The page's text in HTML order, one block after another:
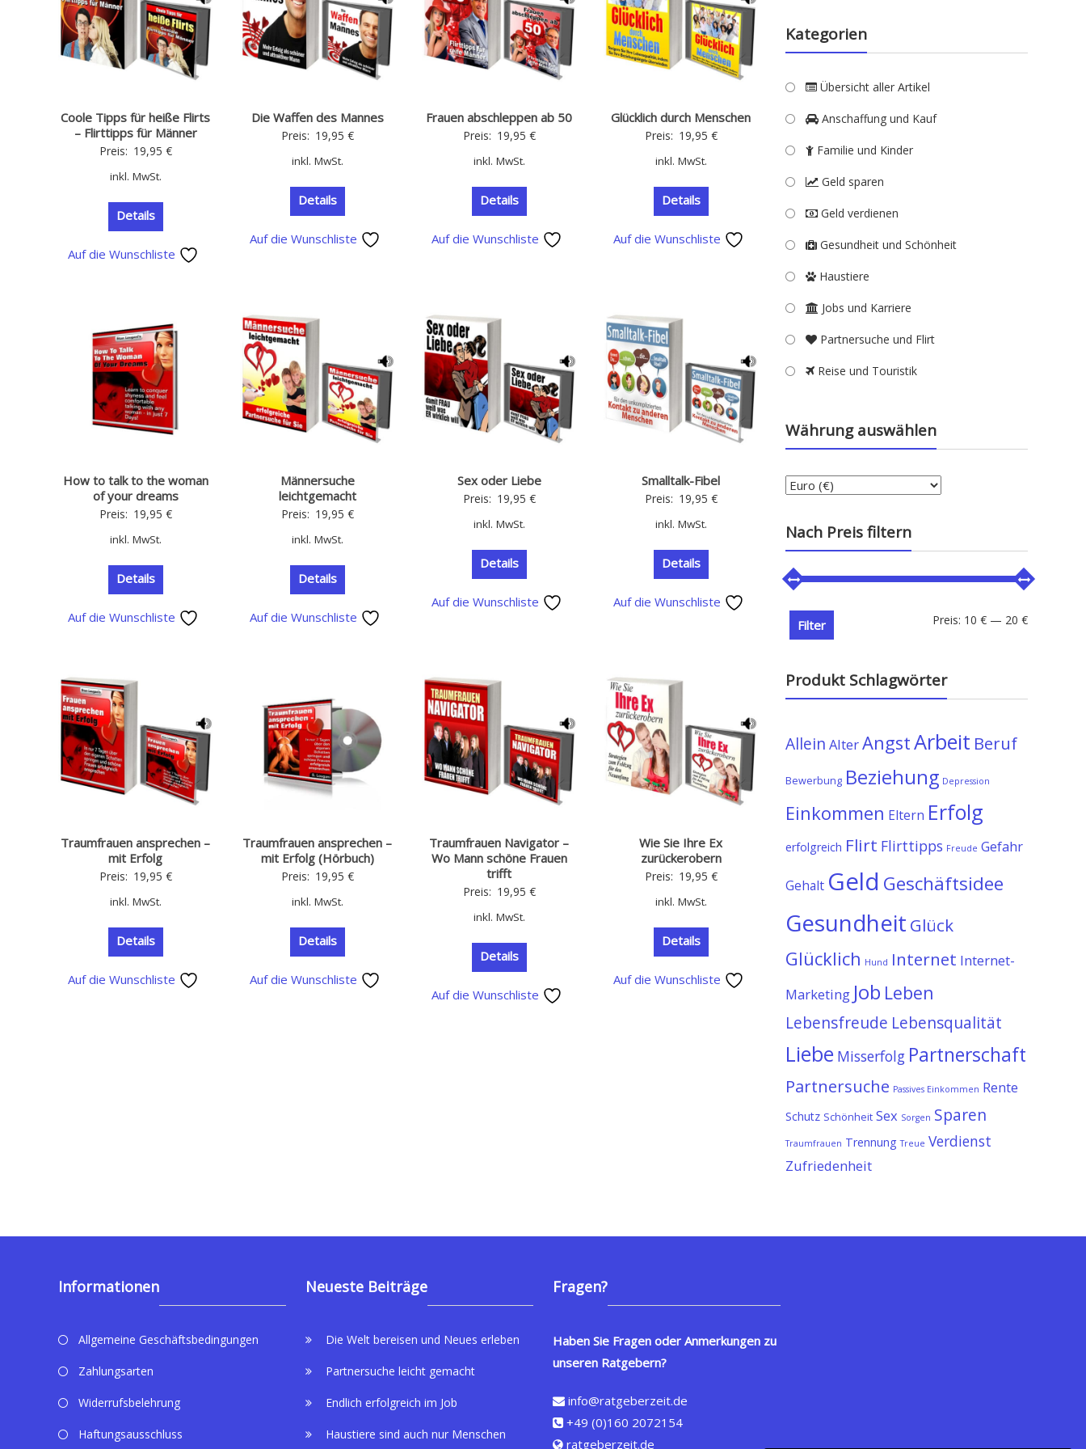
Coole Tipps für heiße Flirts
– Flirttipps für Männer
Preis: 19,95 €
inkl. MwSt.
Details
Auf die Wunschliste
Die Waffen des Mannes
Preis: 19,95 €
inkl. MwSt.
Details
Auf die Wunschliste
Frauen abschleppen ab 50
Preis: 19,95 €
inkl. MwSt.
Details
Auf die Wunschliste
Glücklich durch Menschen
Preis: 19,95 €
inkl. MwSt.
Details
Auf die Wunschliste
How to talk to the woman
of your dreams
Preis: 19,95 €
inkl. MwSt.
Details
Auf die Wunschliste
Männersuche
leichtgemacht
Preis: 19,95 €
inkl. MwSt.
Details
Auf die Wunschliste
Sex oder Liebe
Preis: 19,95 €
inkl. MwSt.
Details
Auf die Wunschliste
Smalltalk-Fibel
Preis: 19,95 €
inkl. MwSt.
Details
Auf die Wunschliste
Traumfrauen ansprechen –
mit Erfolg
Preis: 19,95 €
inkl. MwSt.
Details
Auf die Wunschliste
Traumfrauen ansprechen –
mit Erfolg (Hörbuch)
Preis: 19,95 €
inkl. MwSt.
Details
Auf die Wunschliste
Traumfrauen Navigator –
Wo Mann schöne Frauen
trifft
Preis: 19,95 €
inkl. MwSt.
Details
Auf die Wunschliste
Wie Sie Ihre Ex
zurückerobern
Preis: 19,95 €
inkl. MwSt.
Details
Auf die Wunschliste
Kategorien
Übersicht aller Artikel
Anschaffung und Kauf
Familie und Kinder
Geld sparen
Geld verdienen
Gesundheit und Schönheit
Haustiere
Jobs und Karriere
Partnersuche und Flirt
Reise und Touristik
Währung auswählen
Nach Preis filtern
Min.
Max.
Filter Preis: 10 € — 20 €
Produkt Schlagwörter
Allein AlterAngstArbeit Beruf
Bewerbung Beziehung Depression
Einkommen Eltern Erfolg
erfolgreich Flirt Flirttipps Freude Gefahr
Gehalt Geld Geschäftsidee
Gesundheit Glück
Glücklich Hund Internet Internet-
Marketing Job Leben
Lebensfreude Lebensqualität
Liebe Misserfolg Partnerschaft
Partnersuche Passives Einkommen Rente
Schutz Schönheit Sex Sorgen Sparen
Traumfrauen Trennung Treue Verdienst
Zufriedenheit
Informationen
Allgemeine Geschäftsbedingungen
Zahlungsarten
Widerrufsbelehrung
Haftungsausschluss
Neueste Beiträge
Die Welt bereisen und Neues erleben
Partnersuche leicht gemacht
Endlich erfolgreich im Job
Haustiere sind auch nur Menschen
Fragen?
Haben Sie Fragen oder Anmerkungen zu
unseren Ratgebern?
info@ratgeberzeit.de
+49 (0)160 2072154
ratgeberzeit.de